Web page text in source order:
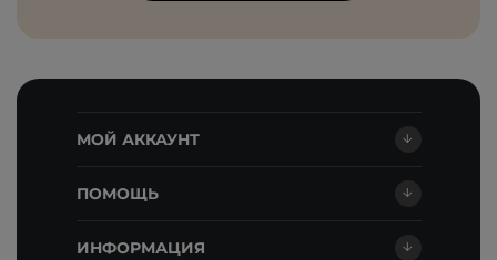
МОЙ АККАУНТ
ПОМОЩЬ
ИНФОРМАЦИЯ